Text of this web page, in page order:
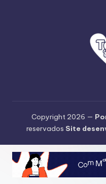
Copyright 2026 —
reservados Site